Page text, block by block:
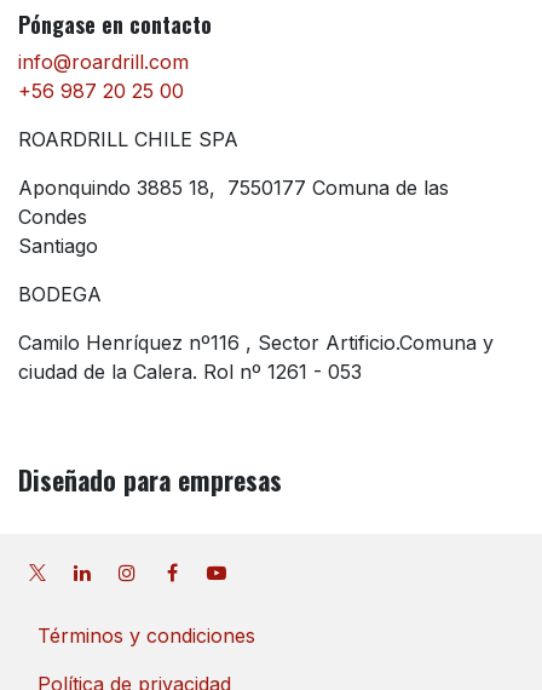
Póngase en contacto
info@roardrill.com
+56 987 20 25 00
ROARDRILL CHILE SPA
Aponquindo 3885 18, 7550177 Comuna de las
Condes
Santiago
BODEGA
Camilo Henríquez nº116 , Sector Artificio.Comuna y
ciudad de la Calera. Rol nº 1261 - 053
Diseñado para empresas
Términos y condiciones
Política de privacidad